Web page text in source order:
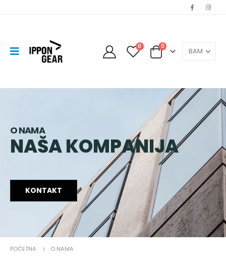
0 0
O NAMA
NAŠA KOMPANIJA
KONTAKT
POČETNA O NAMA